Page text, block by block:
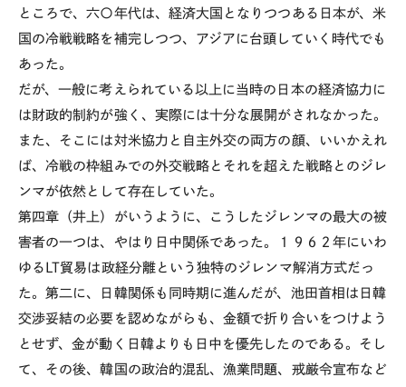
ところで、六〇年代は、経済大国となりつつある日本が、米
国の冷戦戦略を補完しつつ、アジアに台頭していく時代でも
あった。
だが、一般に考えられている以上に当時の日本の経済協力に
は財政的制約が強く、実際には十分な展開がされなかった。
また、そこには対米協力と自主外交の両方の顔、いいかえれ
ば、冷戦の枠組みでの外交戦略とそれを超えた戦略とのジレ
ンマが依然として存在していた。
第四章（井上）がいうように、こうしたジレンマの最大の被
害者の一つは、やはり日中関係であった。１９６２年にいわ
ゆるLT貿易は政経分離という独特のジレンマ解消方式だっ
た。第二に、日韓関係も同時期に進んだが、池田首相は日韓
交渉妥結の必要を認めながらも、金額で折り合いをつけよう
とせず、金が動く日韓よりも日中を優先したのである。そし
て、その後、韓国の政治的混乱、漁業問題、戒厳令宣布など